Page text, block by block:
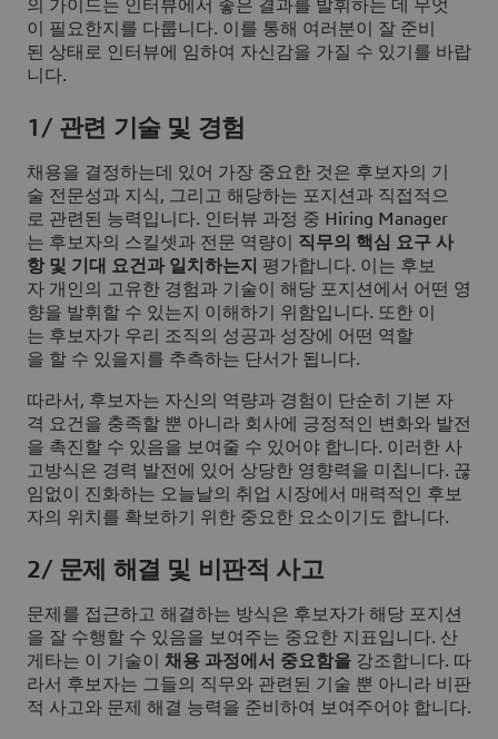
의 가이드는 인터뷰에서 좋은 결과를 발휘하는 데 무엇
이 필요한지를 다룹니다. 이를 통해 여러분이 잘 준비
된 상태로 인터뷰에 임하여 자신감을 가질 수 있기를 바랍
니다.
1/ 관련 기술 및 경험
채용을 결정하는데 있어 가장 중요한 것은 후보자의 기
술 전문성과 지식, 그리고 해당하는 포지션과 직접적으
로 관련된 능력입니다. 인터뷰 과정 중 Hiring Manager
는 후보자의 스킬셋과 전문 역량이 직무의 핵심 요구 사
항 및 기대 요건과 일치하는지
평가합니다. 이는 후보
자 개인의 고유한 경험과 기술이 해당 포지션에서 어떤 영
향을 발휘할 수 있는지 이해하기 위함입니다. 또한 이
는 후보자가 우리 조직의 성공과 성장에 어떤 역할
을 할 수 있을지를 추측하는 단서가 됩니다.
따라서, 후보자는 자신의 역량과 경험이 단순히 기본 자
격 요건을 충족할 뿐 아니라 회사에 긍정적인 변화와 발전
을 촉진할 수 있음을 보여줄 수 있어야 합니다. 이러한 사
고방식은 경력 발전에 있어 상당한 영향력을 미칩니다. 끊
임없이 진화하는 오늘날의 취업 시장에서 매력적인 후보
자의 위치를 확보하기 위한 중요한 요소이기도 합니다.
2/ 문제 해결 및 비판적 사고
문제를 접근하고 해결하는 방식은 후보자가 해당 포지션
을 잘 수행할 수 있음을 보여주는 중요한 지표입니다. 산
게타는 이 기술이 채용 과정에서 중요함을 강조합니다. 따
라서 후보자는 그들의 직무와 관련된 기술 뿐 아니라 비판
적 사고와 문제 해결 능력을 준비하여 보여주어야 합니다.